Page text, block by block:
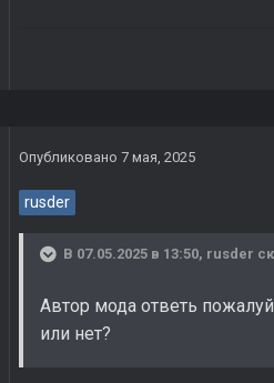
Опубликовано 7 мая, 2025
rusder
В 07.05.2025 в 13:50, rusder
Автор мода ответь
или нет?